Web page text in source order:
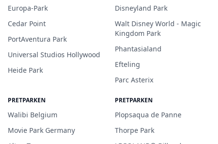
Europa-Park
Cedar Point
PortAventura Park
Universal Studios Hollywood
Heide Park
Disneyland Park
Walt Disney World - Magic
Kingdom Park
Phantasialand
Efteling
Parc Asterix
PRETPARKEN
Walibi Belgium
Movie Park Germany
PRETPARKEN
Plopsaqua de Panne
Thorpe Park